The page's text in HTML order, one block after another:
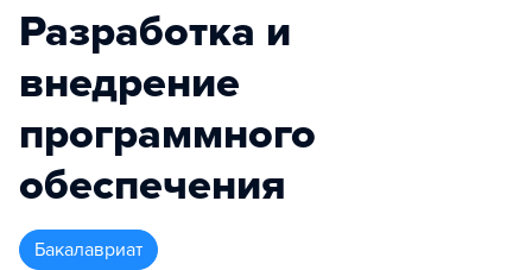
Разработка и
внедрение
программного
обеспечения
бакалавриат